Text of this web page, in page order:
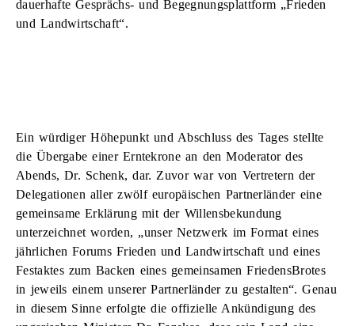
dauerhafte Gesprächs- und Begegnungsplattform „Frieden
und Landwirtschaft“.
Ein würdiger Höhepunkt und Abschluss des Tages stellte
die Übergabe einer Erntekrone an den Moderator des
Abends, Dr. Schenk, dar. Zuvor war von Vertretern der
Delegationen aller zwölf europäischen Partnerländer eine
gemeinsame Erklärung mit der Willensbekundung
unterzeichnet worden, „unser Netzwerk im Format eines
jährlichen Forums Frieden und Landwirtschaft und eines
Festaktes zum Backen eines gemeinsamen FriedensBrotes
in jeweils einem unserer Partnerländer zu gestalten“. Genau
in diesem Sinne erfolgte die offizielle Ankündigung des